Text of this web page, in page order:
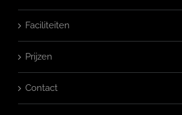
Faciliteiten
Prijzen
Contact